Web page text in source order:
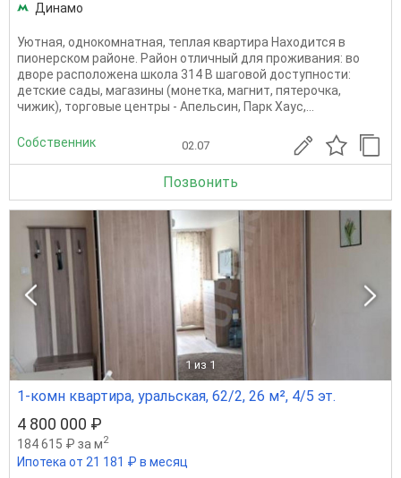
Динамо
Уютная, однокомнатная, теплая квартира Находится в
пионерском районе. Район отличный для проживания: во
дворе расположена школа 314 В шаговой доступности:
детские сады, магазины (монетка, магнит, пятерочка,
чижик), торговые центры - Апельсин, Парк Хаус,...
Собственник 02.07
Позвонить
1 из 1
1-комн квартира, уральская, 62/2, 26 м², 4/5 эт.
4 800 000 ₽
184 615 ₽ за м2
Ипотека от 21 181 ₽ в месяц